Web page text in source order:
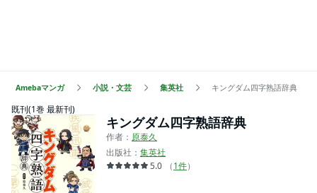
Amebaマンガ 小説・文芸 集英社 キングダム四字熟語辞典
既刊(1巻 最新刊)
キングダム四字熟語辞典
作者： 原泰久
出版社： 集英社
5.0
（1件）